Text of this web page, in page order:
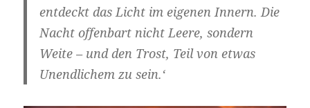
entdeckt das Licht im eigenen Innern. Die
Nacht offenbart nicht Leere, sondern
Weite – und den Trost, Teil von etwas
Unendlichem zu sein.‘